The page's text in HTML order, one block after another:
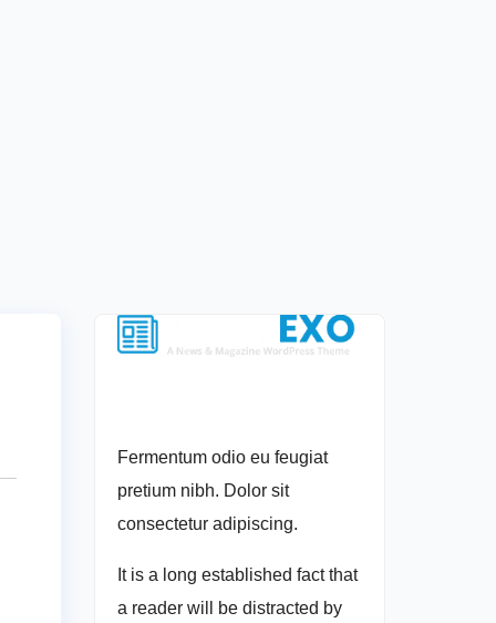
Fermentum odio eu feugiat
pretium nibh. Dolor sit
consectetur adipiscing.
It is a long established fact that
a reader will be distracted by